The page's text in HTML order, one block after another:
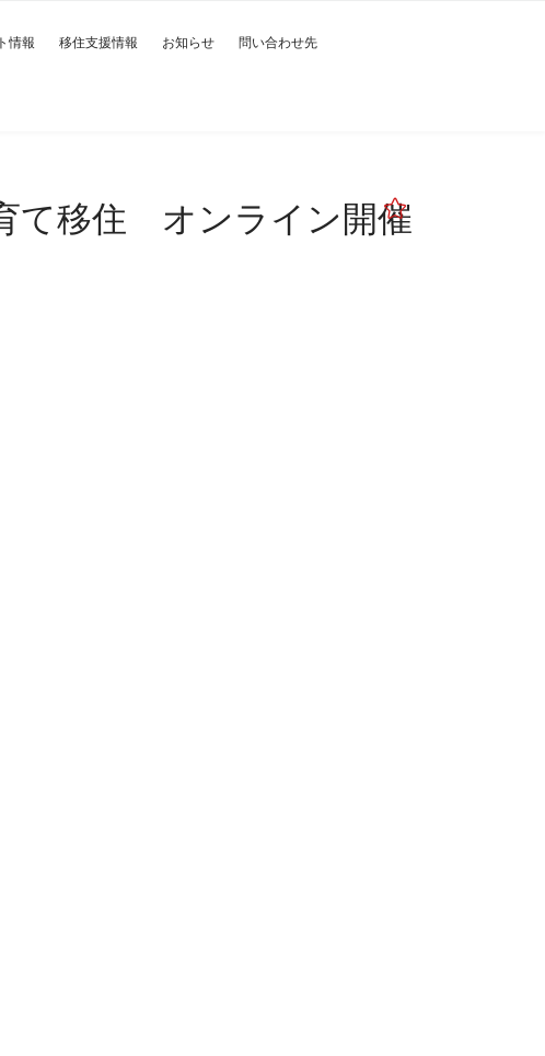
情報 移住支援情報 お知らせ 問い合わせ先
て移住 オンライン開催